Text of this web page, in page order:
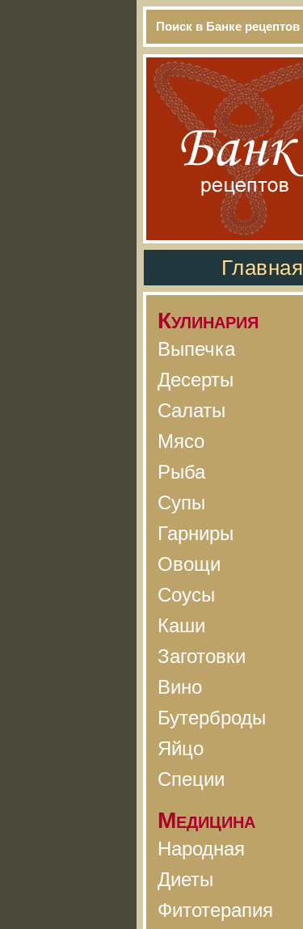
Поиск в Банке рецептов
Главная
Кулинария
Выпечка
Десерты
Салаты
Мясо
Рыба
Супы
Гарниры
Овощи
Соусы
Каши
Заготовки
Вино
Бутерброды
Яйцо
Специи
Медицина
Народная
Диеты
Фитотерапия